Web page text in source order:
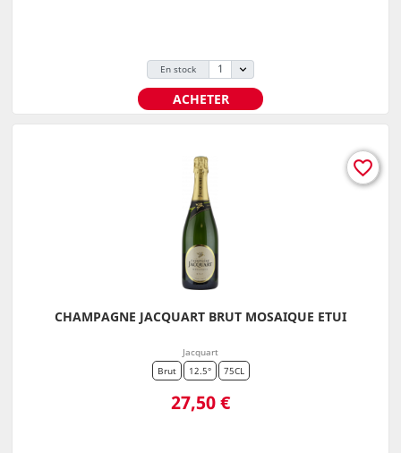
En stock
ACHETER
CHAMPAGNE JACQUART BRUT MOSAIQUE ETUI
Jacquart
Brut
12.5° 75CL
Prix
27,50 €
favorite_border